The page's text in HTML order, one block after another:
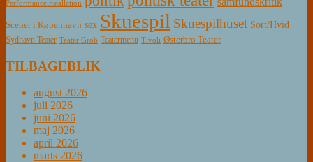
Performanceinstallation
Scener i København sex Skuespil Skuespilhuset Sort/Hvid
Sydhavn Teater Teater Grob Teatermenu Tivoli Østerbro Teater
TILBAGEBLIK
august 2026
juli 2026
juni 2026
maj 2026
april 2026
marts 2026